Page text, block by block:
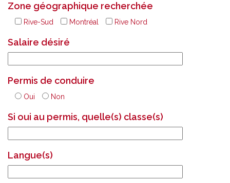
Zone géographique recherchée
Rive-Sud Montréal Rive Nord
Salaire désiré
Permis de conduire
Oui Non
Si oui au permis, quelle(s) classe(s)
Langue(s)